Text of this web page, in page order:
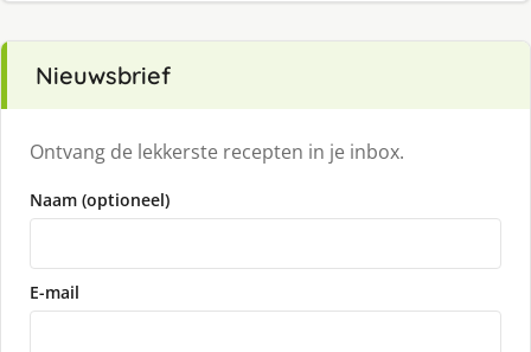
Nieuwsbrief
Ontvang de lekkerste recepten in je inbox.
Naam (optioneel)
E-mail